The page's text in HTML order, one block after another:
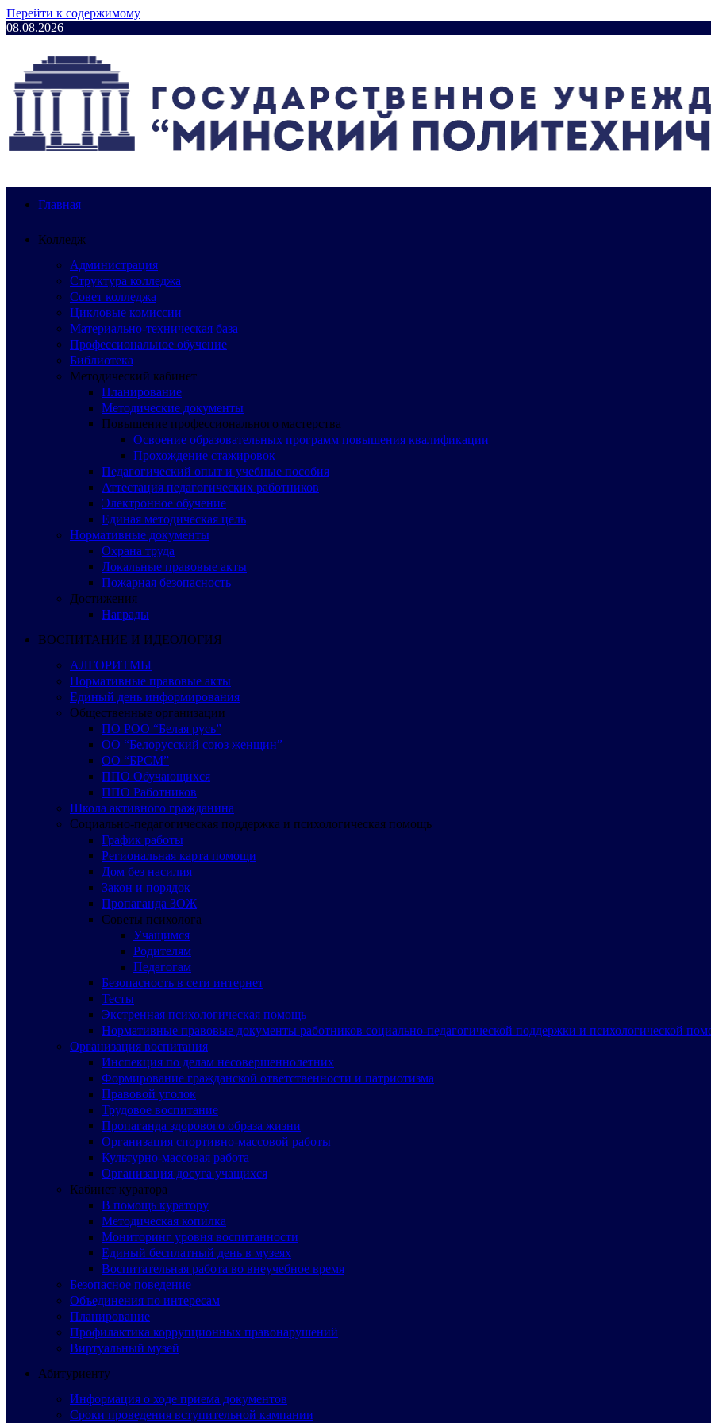
Перейти к содержимому
08.08.2026
Главная
Колледж
Администрация
Структура колледжа
Совет колледжа
Цикловые комиссии
Материально-техническая база
Профессиональное обучение
Библиотека
Методический кабинет
Планирование
Методические документы
Повышение профессионального мастерства
Освоение образовательных программ повышения квалификации
Прохождение стажировок
Педагогический опыт и учебные пособия
Аттестация педагогических работников
Электронное обучение
Единая методическая цель
Нормативные документы
Охрана труда
Локальные правовые акты
Пожарная безопасность
Достижения
Награды
ВОСПИТАНИЕ И ИДЕОЛОГИЯ
АЛГОРИТМЫ
Нормативные правовые акты
Единый день информирования
Общественные организации
ПО РОО “Белая русь”
ОО “Белорусский союз женщин”
ОО “БРСМ”
ППО Обучающихся
ППО Работников
Школа активного гражданина
Социально-педагогическая поддержка и психологическая помощь
График работы
Региональная карта помощи
Дом без насилия
Закон и порядок
Пропаганда ЗОЖ
Советы психолога
Учащимся
Родителям
Педагогам
Безопасность в сети интернет
Тесты
Экстренная психологическая помощь
Нормативные правовые документы работников социально-педагогической поддержки и психологической
Организация воспитания
Инспекция по делам несовершеннолетних
Формирование гражданской ответственности и патриотизма
Правовой уголок
Трудовое воспитание
Пропаганда здорового образа жизни
Организация спортивно-массовой работы
Культурно-массовая работа
Организация досуга учащихся
Кабинет куратора
В помощь куратору
Методическая копилка
Мониторинг уровня воспитанности
Единый бесплатный день в музеях
Воспитательная работа во внеучебное время
Безопасное поведение
Объединения по интересам
Планирование
Профилактика коррупционных правонарушений
Виртуальный музей
Абитуриенту
Информация о ходе приема документов
Сроки проведения вступительной кампании